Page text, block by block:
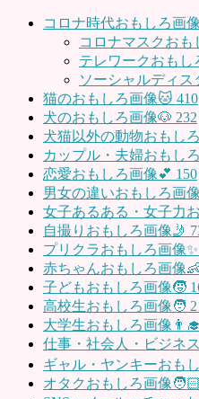
コロナ時代おもしろ画
コロナマスクおも
テレワークおもし
ソーシャルディ
猫のおもしろ画像🐱 410
犬のおもしろ画像🐶 232
犬猫以外の動物おもし
カップル・夫婦おもし
恋愛おもしろ画像💕 150
男女の違いおもしろ画
女子あるある・女子力
自撮りおもしろ画像🤳
プリクラおもしろ画像✨
赤ちゃんおもしろ画像👶
子どもおもしろ画像🧒
高校生おもしろ画像🧑
大学生おもしろ画像👨‍🎓
仕事・社会人・ビジネ
ギャル・ヤンキーおも
オタクおもしろ画像🧑🏻